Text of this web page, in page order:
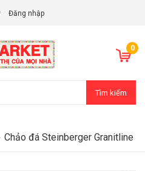
Đăng nhập
0
Tìm kiếm
Chảo đá Steinberger Granitline